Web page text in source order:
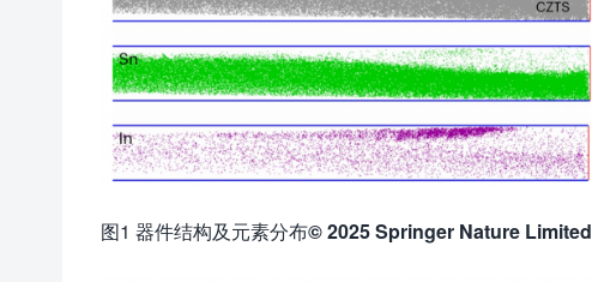
图1 器件结构及元素分布© 2025 Springer Nature Limited